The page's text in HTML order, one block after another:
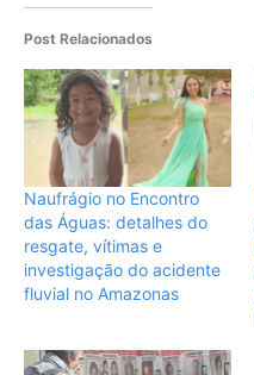
Post Relacionados
Naufrágio no Encontro
das Águas: detalhes do
resgate, vítimas e
investigação do acidente
fluvial no Amazonas